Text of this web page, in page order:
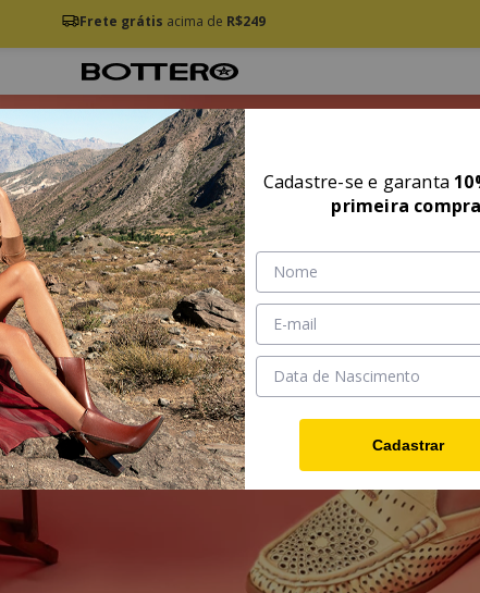
Frete grátis acima de R$249
Cadastre-se e garanta
primeira
Cadastrar